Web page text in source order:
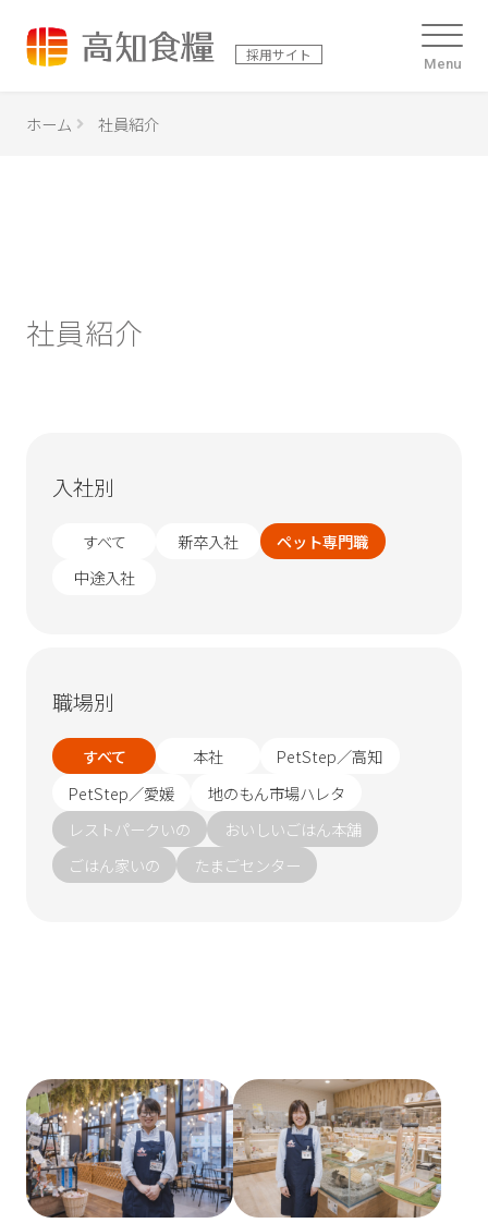
採用サイト
Menu
ホーム 社員紹介
社員紹介
入社別
すべて 新卒入社
ペット専門職
中途入社
職場別
すべて 本社
PetStep／高知
PetStep／愛媛
地のもん市場ハレタ
レストパークいの
おいしいごはん本舗
ごはん家いの
たまごセンター